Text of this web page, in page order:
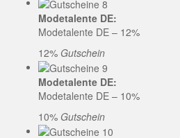
Modetalente DE:
Modetalente DE – 12%
12% Gutschein
Modetalente DE:
Modetalente DE – 10%
10% Gutschein